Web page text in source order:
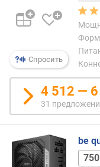
у
л
н
т
и
о
т
д
Спросить
850
1000
1200
4 512 —
31
be
850